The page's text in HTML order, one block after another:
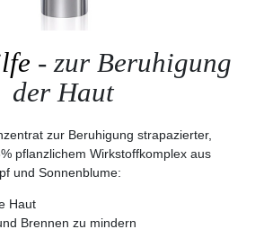
- zur Beruhigung
der Haut
zur Beruhigung strapazierter,
pflanzlichem Wirkstoffkomplex aus
und Sonnenblume:
Haut
Brennen zu mindern